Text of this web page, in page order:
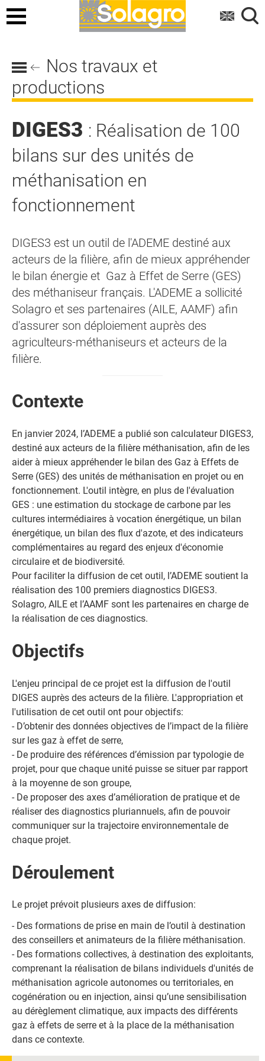
Menu
Nos travaux et
productions
DIGES3 : Réalisation de 100
bilans sur des unités de
méthanisation en
fonctionnement
DIGES3 est un outil de l'ADEME destiné aux
acteurs de la filière, afin de mieux appréhender
le bilan énergie et Gaz à Effet de Serre (GES)
des méthaniseur français. L'ADEME a sollicité
Solagro et ses partenaires (AILE, AAMF) afin
d'assurer son déploiement auprès des
agriculteurs-méthaniseurs et acteurs de la
filière.
Contexte
En janvier 2024, l’ADEME a publié son calculateur DIGES3,
destiné aux acteurs de la filière méthanisation, afin de les
aider à mieux appréhender le bilan des Gaz à Effets de
Serre (GES) des unités de méthanisation en projet ou en
fonctionnement. L'outil intègre, en plus de l'évaluation
GES : une estimation du stockage de carbone par les
cultures intermédiaires à vocation énergétique, un bilan
énergétique, un bilan des flux d'azote, et des indicateurs
complémentaires au regard des enjeux d'économie
circulaire et de biodiversité.
Pour faciliter la diffusion de cet outil, l’ADEME soutient la
réalisation des 100 premiers diagnostics DIGES3.
Solagro, AILE et l’AAMF sont les partenaires en charge de
la réalisation de ces diagnostics.
Objectifs
L'enjeu principal de ce projet est la diffusion de l'outil
DIGES auprès des acteurs de la filière. L'appropriation et
l'utilisation de cet outil ont pour objectifs:
- D’obtenir des données objectives de l’impact de la filière
sur les gaz à effet de serre,
- De produire des références d’émission par typologie de
projet, pour que chaque unité puisse se situer par rapport
à la moyenne de son groupe,
- De proposer des axes d’amélioration de pratique et de
réaliser des diagnostics pluriannuels, afin de pouvoir
communiquer sur la trajectoire environnementale de
chaque projet.
Déroulement
Le projet prévoit plusieurs axes de diffusion:
- Des formations de prise en main de l’outil à destination
des conseillers et animateurs de la filière méthanisation.
- Des formations collectives, à destination des exploitants,
comprenant la réalisation de bilans individuels d'unités de
méthanisation agricole autonomes ou territoriales, en
cogénération ou en injection, ainsi qu’une sensibilisation
au dérèglement climatique, aux impacts des différents
gaz à effets de serre et à la place de la méthanisation
dans ce contexte.